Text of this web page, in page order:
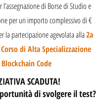
l’assegnazione di Borse di Studio e
per un importo complessivo di €
la partecipazione agevolata alla2a
di Alta Specializzazione
Blockchain Code
SCADUTA!
di svolgere il test?